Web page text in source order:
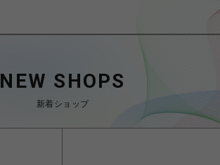
NEW SHOPS
新着ショップ